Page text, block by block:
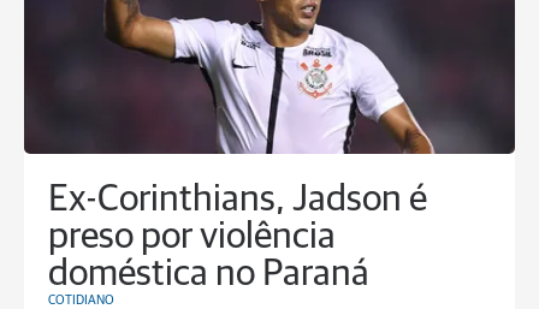
Ex-Corinthians, Jadson é
preso por violência
doméstica no Paraná
COTIDIANO